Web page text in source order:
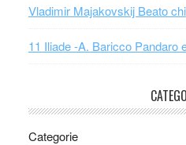
Vladimir Majakovskij Beato chi
11 Iliade -A. Baricco Pandaro
Categorie